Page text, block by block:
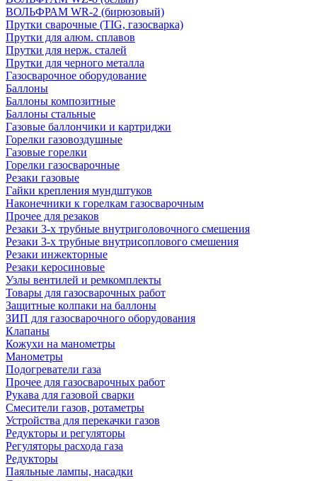
ВОЛЬФРАМ WR-2 (бирюзовый)
Прутки сварочные (TIG, газосварка)
Прутки для алюм. сплавов
Прутки для нерж. сталей
Прутки для черного металла
Газосварочное оборудование
Баллоны
Баллоны композитные
Баллоны стальные
Газовые баллончики и картриджи
Горелки газовоздушные
Газовые горелки
Горелки газосварочные
Резаки газовые
Гайки крепления мундштуков
Наконечники к горелкам газосварочным
Прочее для резаков
Резаки 3-х трубные внутриголовочного смешения
Резаки 3-х трубные внутрисоплового смешения
Резаки инжекторные
Резаки керосиновые
Узлы вентилей и ремкомплекты
Товары для газосварочных работ
Защитные колпаки на баллоны
ЗИП для газосварочного оборудования
Клапаны
Кожухи на манометры
Манометры
Подогреватели газа
Прочее для газосварочных работ
Рукава для газовой сварки
Смесители газов, ротаметры
Устройства для перекачки газов
Редукторы и регуляторы
Регуляторы расхода газа
Редукторы
Паяльные лампы, насадки